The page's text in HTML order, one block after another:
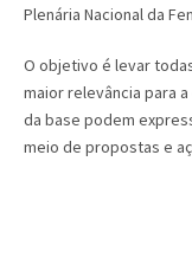
Plenária Nacional da
O objetivo é levar
maior relevância para
da base podem
meio de propostas e